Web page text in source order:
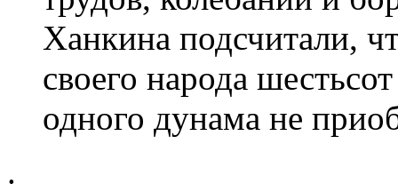
Ханкина подсчитали,
своего народа
одного дунама не
.